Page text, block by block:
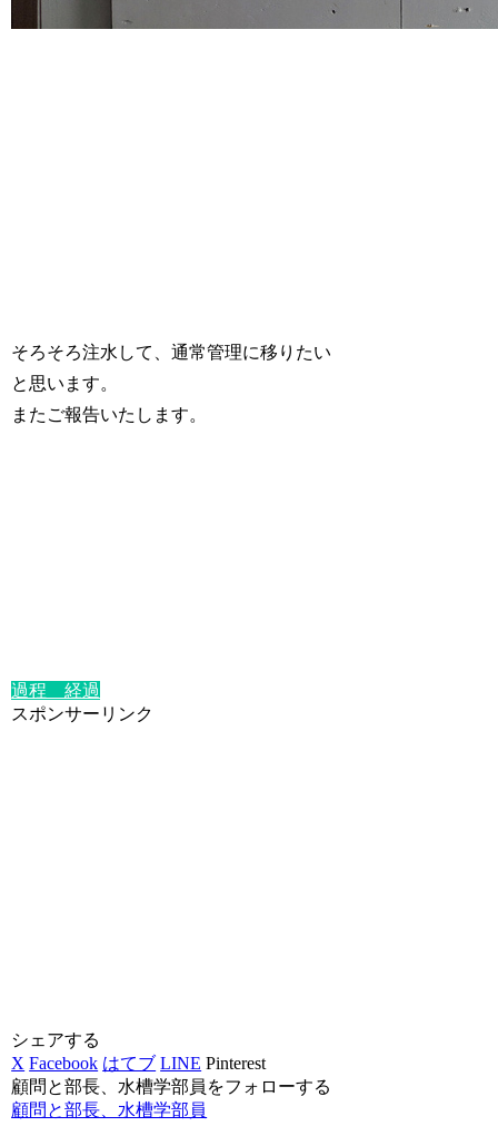
そろそろ注水して、通常管理に移りたい
と思います。
またご報告いたします。
過程 経過
スポンサーリンク
シェアする
X Facebook はてブ LINE Pinterest
顧問と部長、水槽学部員をフォローする
顧問と部長、水槽学部員